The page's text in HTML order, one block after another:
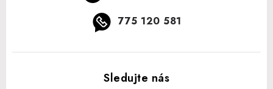
775 120 581